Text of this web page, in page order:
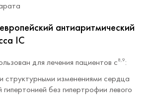
антиаритмический
IC
для лечения пациентов c8,9:
структурными изменениями сердца
без гипертрофии левого